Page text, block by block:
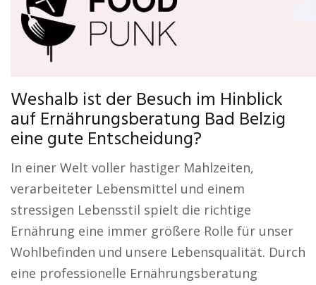
Weshalb ist der Besuch im Hinblick
auf Ernährungsberatung Bad Belzig
eine gute Entscheidung?
In einer Welt voller hastiger Mahlzeiten,
verarbeiteter Lebensmittel und einem
stressigen Lebensstil spielt die richtige
Ernährung eine immer größere Rolle für unser
Wohlbefinden und unsere Lebensqualität. Durch
eine professionelle Ernährungsberatung